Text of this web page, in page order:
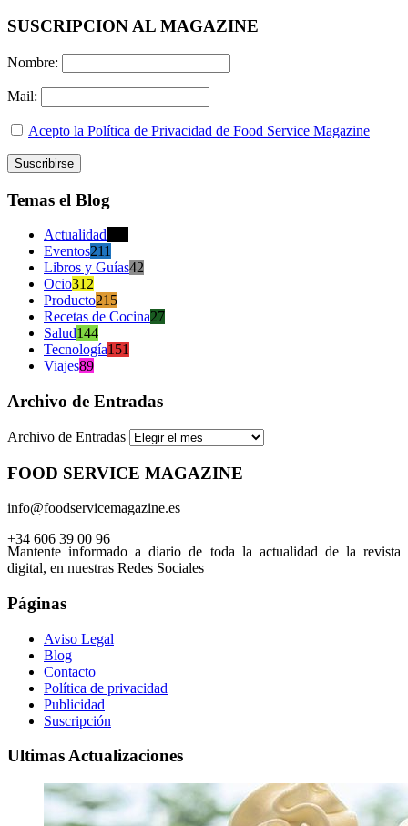
SUSCRIPCION AL MAGAZINE
Nombre:
Mail:
Acepto la Política de Privacidad de Food Service Magazine
Temas el Blog
Actualidad
Eventos211
Libros y Guías42
Ocio312
Producto215
Recetas de Cocina27
Salud144
Tecnología151
Viajes89
Archivo de Entradas
Archivo de Entradas
FOOD SERVICE MAGAZINE
info@foodservicemagazine.es
+34 606 39 00 96
Mantente informado a diario de toda la actualidad de la revista
digital, en nuestras Redes Sociales
Páginas
Aviso Legal
Blog
Contacto
Política de privacidad
Publicidad
Suscripción
Ultimas Actualizaciones